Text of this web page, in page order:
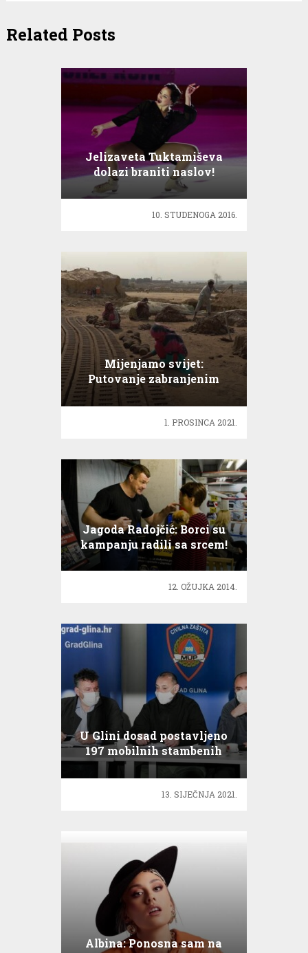
Related Posts
Jelizaveta Tuktamiševa
dolazi braniti naslov!
10. STUDENOGA 2016.
Mijenjamo svijet:
Putovanje zabranjenim
Pakistanom
1. PROSINCA 2021.
Jagoda Radojčić: Borci su
kampanju radili sa srcem!
12. OŽUJKA 2014.
U Glini dosad postavljeno
197 mobilnih stambenih
objekata
13. SIJEČNJA 2021.
Albina: Ponosna sam na